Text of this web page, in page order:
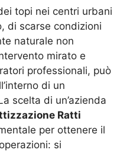
topi nei centri urbani
di scarse condizioni
naturale non
mirato e
professionali, può
di un
scelta di un’azienda
Ratti
per ottenere il
si